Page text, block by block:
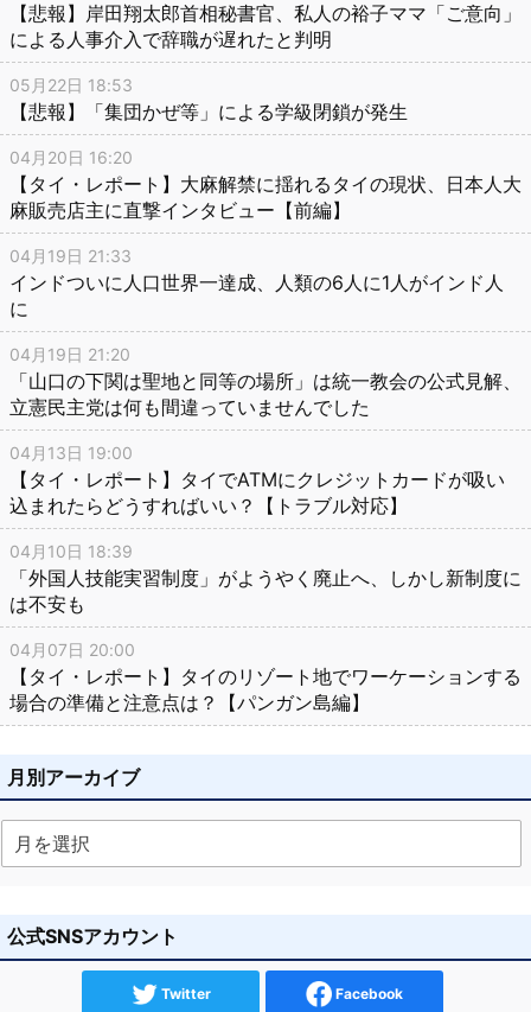
【悲報】岸田翔太郎首相秘書官、私人の裕子ママ「ご意向」
による人事介入で辞職が遅れたと判明
05月22日 18:53
【悲報】「集団かぜ等」による学級閉鎖が発生
04月20日 16:20
【タイ・レポート】大麻解禁に揺れるタイの現状、日本人大
麻販売店主に直撃インタビュー【前編】
04月19日 21:33
インドついに人口世界一達成、人類の6人に1人がインド人
に
04月19日 21:20
「山口の下関は聖地と同等の場所」は統一教会の公式見解、
立憲民主党は何も間違っていませんでした
04月13日 19:00
【タイ・レポート】タイでATMにクレジットカードが吸い
込まれたらどうすればいい？【トラブル対応】
04月10日 18:39
「外国人技能実習制度」がようやく廃止へ、しかし新制度に
は不安も
04月07日 20:00
【タイ・レポート】タイのリゾート地でワーケーションする
場合の準備と注意点は？【パンガン島編】
月別アーカイブ
公式SNSアカウント
Twitter Facebook